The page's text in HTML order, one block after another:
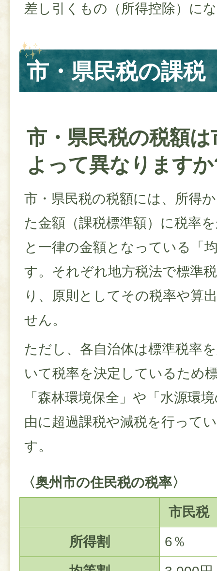
差し引くもの（所得控除）に
市・県民税の課税
市・県民税の税額は
よって異なります
市・県民税の税額には、所得
た金額（課税標準額）に税率
と一律の金額となっている「
す。それぞれ地方税法で標準
り、原則としてその税率や算
せん。
ただし、各自治体は標準税率
いて税率を決定しているため
「森林環境保全」や「水源環
由に超過課税や減税を行って
す。
〈奥州市の住民税の税率〉
市民税
所得割
6％